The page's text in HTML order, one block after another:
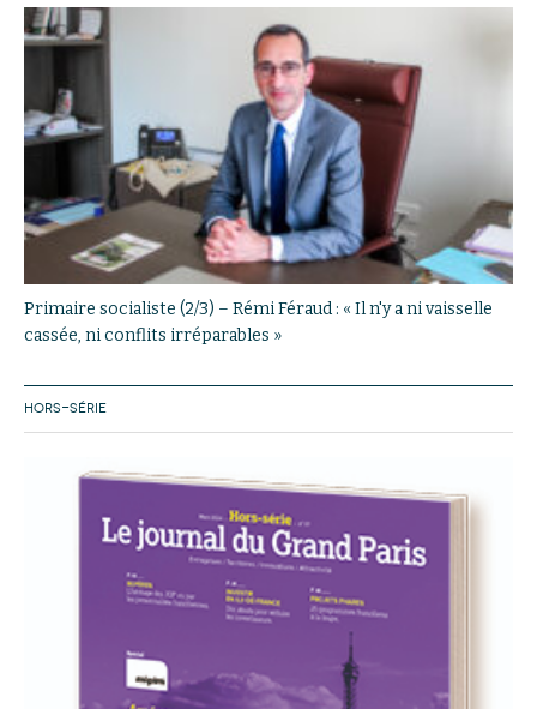
Primaire socialiste (2/3) – Rémi Féraud : « Il n'y a ni vaisselle
cassée, ni conflits irréparables »
HORS-SÉRIE